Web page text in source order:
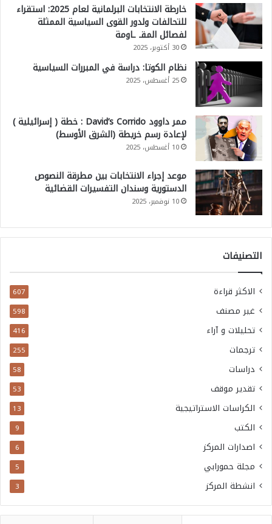
خارطة الانتخابات البرلمانية لعام 2025: استقراء
للتحالفات ولدور القوى السياسية الممثلة
لفصائل المقـ ـاومة
30 أكتوبر، 2025
نظام الكوتا: دراسة في المبررات السياسية
25 أغسطس، 2025
ممر داوود David’s Corrido : خطة ( إسرائيلية )
لإعادة رسم خريطة (الشرق الأوسط)
10 أغسطس، 2025
موعد إجراء الانتخابات بين مطرقة النصوص
الدستورية وسندان التفسيرات القضائية
10 نوفمبر، 2025
التصنيفات
الاكثر قراءة 607
غير مصنف 598
تحليلات و آراء 416
ترجمات 255
دراسات 58
تقدير موقف 53
الكراسات الاستراتيجية 13
الكتب 9
اصدارات المركز 6
مجلة حمورابي 5
انشطة المركز 3